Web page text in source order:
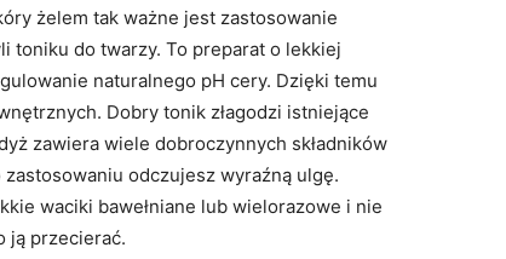
żelem tak ważne jest zastosowanie
toniku do twarzy. To preparat o lekkiej
naturalnego pH cery. Dzięki temu
Dobry tonik złagodzi istniejące
zawiera wiele dobroczynnych składników
odczujesz wyraźną ulgę.
waciki bawełniane lub wielorazowe i nie
ją przecierać.